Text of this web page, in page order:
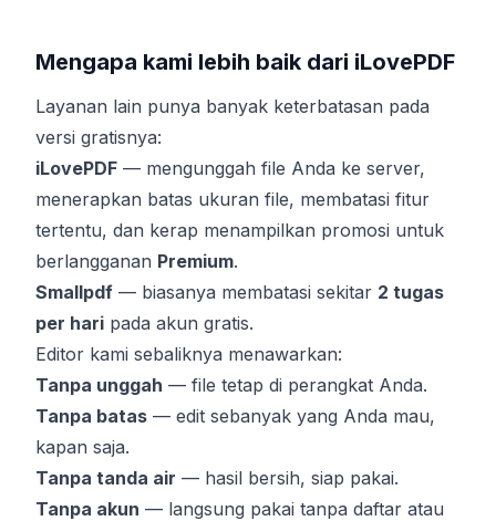
Mengapa kami lebih baik dari iLovePDF
Layanan lain punya banyak keterbatasan pada
versi gratisnya:
iLovePDF — mengunggah file Anda ke server,
menerapkan batas ukuran file, membatasi fitur
tertentu, dan kerap menampilkan promosi untuk
berlangganan Premium.
Smallpdf — biasanya membatasi sekitar 2 tugas
per hari pada akun gratis.
Editor kami sebaliknya menawarkan:
Tanpa unggah — file tetap di perangkat Anda.
Tanpa batas — edit sebanyak yang Anda mau,
kapan saja.
Tanpa tanda air — hasil bersih, siap pakai.
Tanpa akun — langsung pakai tanpa daftar atau